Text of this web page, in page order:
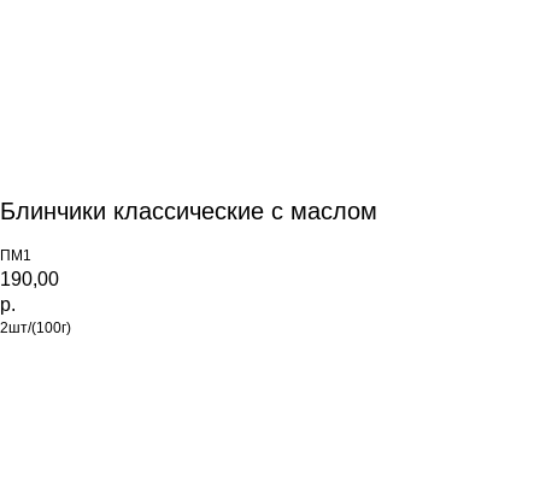
Блинчики классические с маслом
ПМ1
190,00
р.
2шт/(100г)